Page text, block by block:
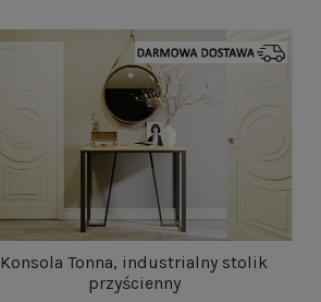
Konsola Tonna, industrialny stolik
przyścienny